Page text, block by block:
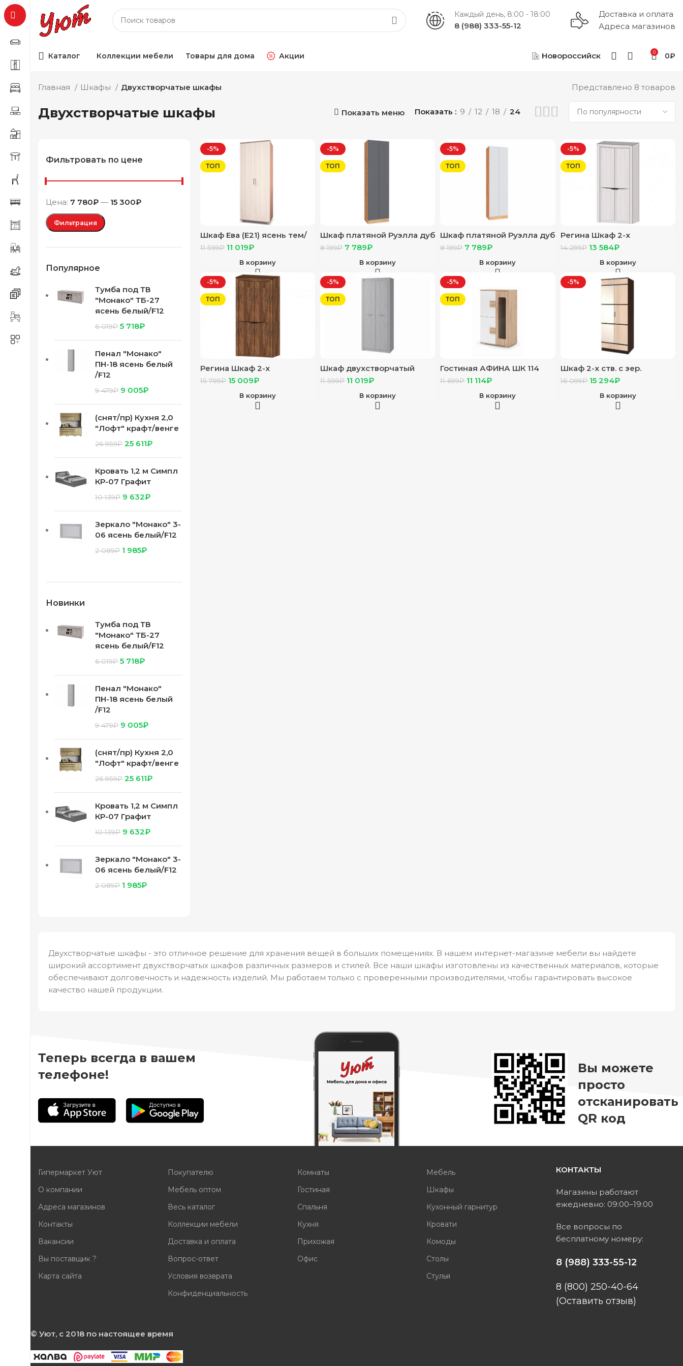
Каждый день, 8:00 - 18:00
8 (988) 333-55-12
Доставка и оплата
Адреса магазинов
Каталог Коллекции мебели Товары для дома Акции Новороссийск 0 0₽
Главная Шкафы Двухстворчатые шкафы Представлено 8 товаров
Двухстворчатые шкафы Показать меню Показать 9 12 18 24
Фильтровать по цене
Фильтрация
Цена: 7 780₽ — 15 300₽
Популярное
Тумба под ТВ
"Монако" ТБ-27
ясень белый/F12
6 019₽ 5 718₽
Пенал "Монако"
ПН-18 ясень белый
/F12
9 479₽ 9 005₽
(снят/пр) Кухня 2,0
"Лофт" крафт/венге
26 959₽ 25 611₽
Кровать 1,2 м Симпл
КР-07 Графит
10 139₽ 9 632₽
Зеркало "Монако" 3-
06 ясень белый/F12
2 089₽ 1 985₽
Новинки
Тумба под ТВ
"Монако" ТБ-27
ясень белый/F12
6 019₽ 5 718₽
Пенал "Монако"
ПН-18 ясень белый
/F12
9 479₽ 9 005₽
(снят/пр) Кухня 2,0
"Лофт" крафт/венге
26 959₽ 25 611₽
Кровать 1,2 м Симпл
КР-07 Графит
10 139₽ 9 632₽
Зеркало "Монако" 3-
06 ясень белый/F12
2 089₽ 1 985₽
-5%
ТОП
Шкаф Ева (Е21) ясень тем/
св
11 599₽ 11 019₽
В корзину
-5%
ТОП
Шкаф платяной Руэлла дуб
золотой/графит серый
8 199₽ 7 789₽
В корзину
-5%
ТОП
Шкаф платяной Руэлла дуб
золотой/белый
8 199₽ 7 789₽
В корзину
-5%
ТОП
Регина Шкаф 2-х
створчатый анкор светлый
14 299₽ 13 584₽
В корзину
-5%
ТОП
Регина Шкаф 2-х
створчатый дуб самдал
15 799₽ 15 009₽
В корзину
-5%
ТОП
Шкаф двухстворчатый
“Монако” ШК-37 ясень
белый/F12
11 599₽ 11 019₽
В корзину
-5%
ТОП
Гостиная АФИНА ШК 114
шкаф-витрина
(0,8х1,336х0,465) фасад
МДФ БЕЛЫЙ
ГЛЯНЕЦ_СОНОМА/корпус
11 699₽ 11 114₽
В корзину
-5%
Шкаф 2-х ств. с зер.
“Сакура” венге/лоредо
16 099₽ 15 294₽
В корзину
Двухстворчатые шкафы - это отличное решение для хранения вещей в больших помещениях. В нашем интернет-магазине мебели вы найдете
широкий ассортимент двухстворчатых шкафов различных размеров и стилей. Все наши шкафы изготовлены из качественных материалов, которые
обеспечивают долговечность и надежность изделий. Мы работаем только с проверенными производителями, чтобы гарантировать высокое
качество нашей продукции.
Теперь всегда в вашем
телефоне!
Вы можете
просто
отсканировать
QR код
Гипермаркет Уют
О компании
Адреса магазинов
Контакты
Вакансии
Вы поставщик ?
Карта сайта
Покупателю
Мебель оптом
Весь каталог
Коллекции мебели
Доставка и оплата
Вопрос-ответ
Условия возврата
Конфиденциальность
Комнаты
Гостиная
Спальня
Кухня
Прихожая
Офис
Мебель
Шкафы
Кухонный гарнитур
Кровати
Комоды
Столы
Стулья
КОНТАКТЫ
Магазины работают
ежедневно: 09:00–19:00
Все вопросы по
бесплатному номеру:
8 (988) 333-55-12
8 (800) 250-40-64
(Оставить отзыв)
© Уют, с 2018 по настоящее время